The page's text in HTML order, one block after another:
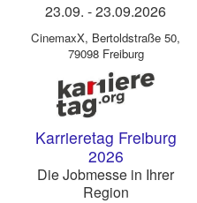
23.09. -23.09.2026
CinemaxX, Bertoldstraße 50,
79098 Freiburg
Karrieretag Freiburg
2026
Die Jobmesse in Ihrer
Region